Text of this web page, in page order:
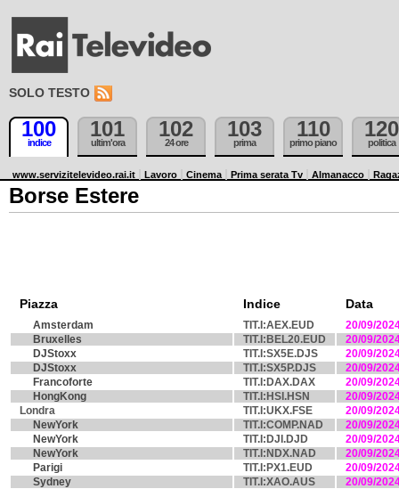
SOLO TESTO
100
indice
101
ultim'ora
102
24 ore
103
prima
110
primo piano
120
politica
www.servizitelevideo.rai.it Lavoro Cinema Prima serata Tv Almanacco
Borse Estere
Piazza Indice Data
Amsterdam TIT.I:AEX.EUD
20/09/
Bruxelles
TIT.I:BEL20.EUD
20/09/
DJStoxx
TIT.I:SX5E.DJS
20/09/
DJStoxx
TIT.I:SX5P.DJS
20/09/
Francoforte
TIT.I:DAX.DAX
20/09/
HongKong
TIT.I:HSI.HSN
20/09/
Londra
TIT.I:UKX.FSE
20/09/
NewYork
TIT.I:COMP.NAD
20/09/
NewYork
TIT.I:DJI.DJD
20/09/
NewYork
TIT.I:NDX.NAD
20/09/
Parigi
TIT.I:PX1.EUD
20/09/
Sydney
TIT.I:XAO.AUS
20/09/